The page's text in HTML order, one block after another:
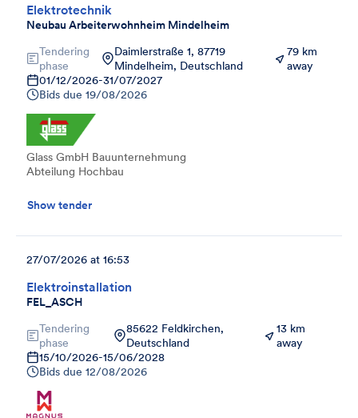
Elektrotechnik
Neubau Arbeiterwohnheim Mindelheim
Tendering
phase
Daimlerstraße 1, 87719
Mindelheim, Deutschland
79 km
away
01/12/2026-31/07/2027
Bids due 19/08/2026
Glass GmbH Bauunternehmung
Abteilung Hochbau
Show tender
Elektroinstallation
FEL_ASCH
27/07/2026 at 16:53
Tendering
phase
85622 Feldkirchen,
Deutschland
13 km
away
15/10/2026-15/06/2028
Bids due 12/08/2026